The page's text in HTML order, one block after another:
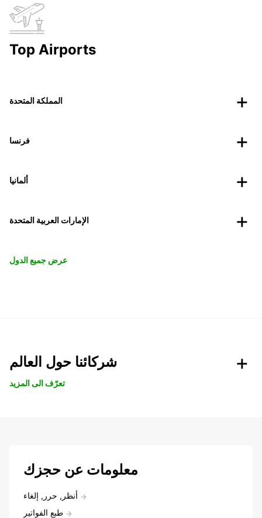
Top Airports
المملكة المتحدة
فرنسا
ألمانيا
الإمارات العربية المتحدة
عرض جميع الدول
شركائنا حول العالم
تعرّف الى المزيد
معلومات عن حجزك
أنظر, حرر, إلغاء
طبع الفواتير